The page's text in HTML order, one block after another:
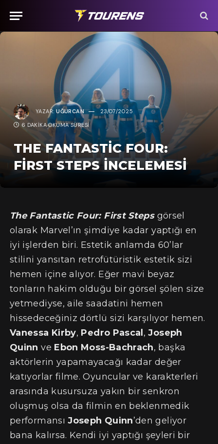
YAZAR: UĞURCAN 23/07/2025
6 DAKIKA OKUMA SÜRESI
THE FANTASTIC FOUR:
FIRST STEPS İNCELEMESI
The Fantastic Four: First Stepsgörsel
olarak Marvel’ın şimdiye kadar yaptığı en
iyi işlerden biri. Estetik anlamda 60’lar
stilini yansıtan retrofütüristik estetik sizi
hemen içine alıyor. Eğer mavi beyaz
tonların hakim olduğu bir görsel şölen size
yetmediyse, aile saadatini hemen
hissedeceğiniz dörtlü sizi karşılıyor hemen.
Vanessa Kirby, Pedro Pascal ,Joseph
Quinn ve Ebon Moss-Bachrach, başka
aktörlerin yapamayacağı kadar değer
katıyorlar filme. Oyuncular ve karakterleri
arasında kusursuza yakın bir senkron
oluşmuş olsa da filmin en beklenmedik
performansıJoseph Quinn’den geliyor
bana kalırsa. Kendi iyi yaptığı şeyleri bir